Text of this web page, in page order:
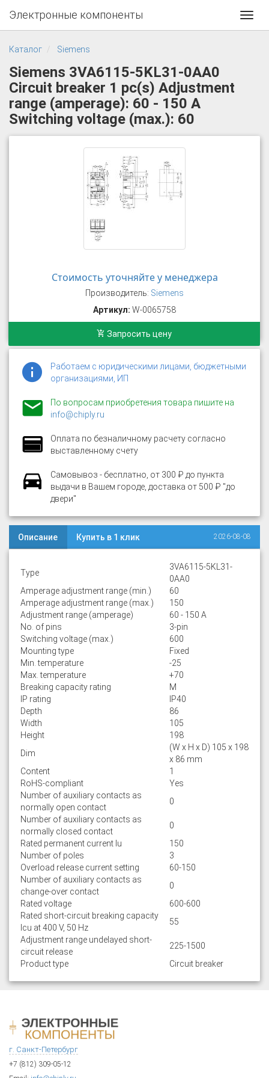
Электронные компоненты
Каталог Siemens
Siemens 3VA6115-5KL31-0AA0
Circuit breaker 1 pc(s) Adjustment
range (amperage): 60 - 150 A
Switching voltage (max.): 60
Стоимость уточняйте у менеджера
Производитель: Siemens
Артикул: W-0065758
Запросить цену
Работаем с юридическими лицами, бюджетными
организациями, ИП
По вопросам приобретения товара пишите на
info@chiply.ru
Оплата по безналичному расчету согласно
выставленному счету
Самовывоз - бесплатно, от 300 ₽ до пункта
выдачи в Вашем городе, доставка от 500 ₽ "до
двери"
Описание Купить в 1 клик 2026-08-08
Type
3VA6115-5KL31-
0AA0
Amperage adjustment range (min.)
60
Amperage adjustment range (max.)
150
Adjustment range (amperage)
60 - 150 A
No. of pins
3-pin
Switching voltage (max.)
600
Mounting type
Fixed
Min. temperature
-25
Max. temperature
+70
Breaking capacity rating
M
IP rating
IP40
Depth
86
Width
105
Height
198
Dim
(W x H x D) 105 x 198
x 86 mm
Content
1
RoHS-compliant
Yes
Number of auxiliary contacts as
normally open contact
0
Number of auxiliary contacts as
normally closed contact
0
Rated permanent current Iu
150
Number of poles
3
Overload release current setting
60-150
Number of auxiliary contacts as
change-over contact
0
Rated voltage
600-600
Rated short-circuit breaking capacity
lcu at 400 V, 50 Hz
55
Adjustment range undelayed short-
circuit release
225-1500
Product type
Circuit breaker
г. Санкт-Петербург
+7 (812) 309-05-12